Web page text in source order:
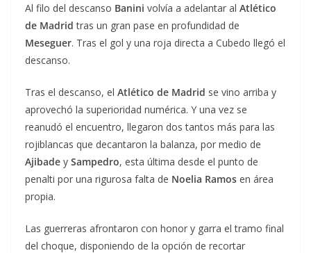
Al filo del descanso Banini volvía a adelantar al Atlético
de Madrid tras un gran pase en profundidad de
Meseguer. Tras el gol y una roja directa a Cubedo llegó el
descanso.
Tras el descanso, el Atlético de Madrid se vino arriba y
aprovechó la superioridad numérica. Y una vez se
reanudó el encuentro, llegaron dos tantos más para las
rojiblancas que decantaron la balanza, por medio de
Ajibade y Sampedro, esta última desde el punto de
penalti por una rigurosa falta de Noelia Ramos en área
propia.
Las guerreras afrontaron con honor y garra el tramo final
del choque, disponiendo de la opción de recortar